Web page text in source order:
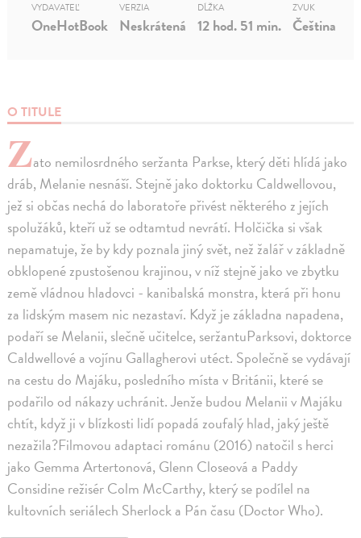
O TITULE
Zato nemilosrdného seržanta Parkse, který děti hlídá jako
dráb, Melanie nesnáší. Stejně jako doktorku Caldwellovou,
jež si občas nechá do laboratoře přivést některého z jejích
spolužáků, kteří už se odtamtud nevrátí. Holčička si však
nepamatuje, že by kdy poznala jiný svět, než žalář v základně
obklopené zpustošenou krajinou, v níž stejně jako ve zbytku
země vládnou hladovci - kanibalská monstra, která při honu
za lidským masem nic nezastaví. Když je základna napadena,
podaří se Melanii, slečně učitelce, seržantuParksovi, doktorce
Caldwellové a vojínu Gallagherovi utéct. Společně se vydávají
na cestu do Majáku, posledního místa v Británii, které se
podařilo od nákazy uchránit. Jenže budou Melanii v Majáku
chtít, když ji v blízkosti lidí popadá zoufalý hlad, jaký ještě
nezažila?Filmovou adaptaci románu (2016) natočil s herci
jako Gemma Artertonová, Glenn Closeová a Paddy
Considine režisér Colm McCarthy, který se podílel na
kultovních seriálech Sherlock a Pán času (Doctor Who).
VYDAVATEĽ
OneHotBook
VERZIA
Neskrátená
DĹŽKA
12 hod. 51 min.
ZVUK
Čeština